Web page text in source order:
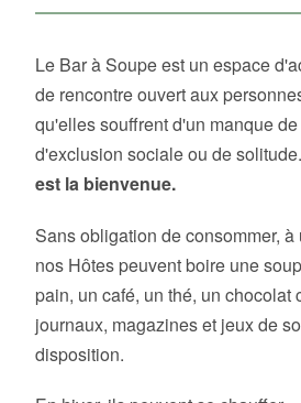
Le Bar à Soupe est un espace
de rencontre ouvert aux
qu'elles souffrent d'un manque
d'exclusion sociale ou de solitude.
est la bienvenue.
Sans obligation de consommer,
nos Hôtes peuvent boire une
pain, un café, un thé, un chocolat
journaux, magazines et jeux de
disposition.